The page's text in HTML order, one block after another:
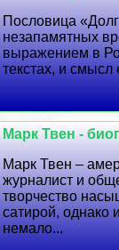
Пословица
незапамятных
выражением в
текстах, и смысл
Марк Твен -
Марк Твен –
журналист и
творчество
сатирой, однако
немало...